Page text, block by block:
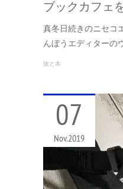
ブックカフェ
真冬日続きのニセコ
んぼうエディターの
旅と本
07
Nov 2019